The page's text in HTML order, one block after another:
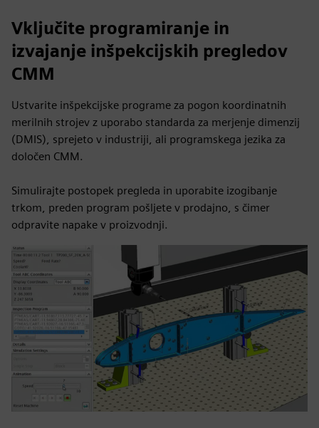
Vključite programiranje in
izvajanje inšpekcijskih pregledov
CMM
Ustvarite inšpekcijske programe za pogon koordinatnih
merilnih strojev z uporabo standarda za merjenje dimenzij
(DMIS), sprejeto v industriji, ali programskega jezika za
določen CMM.
Simulirajte postopek pregleda in uporabite izogibanje
trkom, preden program pošljete v prodajno, s čimer
odpravite napake v proizvodnji.